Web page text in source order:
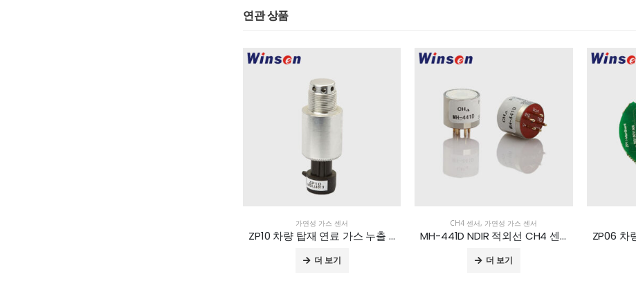
연관 상품
가연성 가스 센서
ZP10 차량 탑재 연료 가스 누출 감지 모듈
더 보기
CH4 센서, 가연성 가스 센서
MH-441D NDIR 적외선 CH4 센서
더 보기